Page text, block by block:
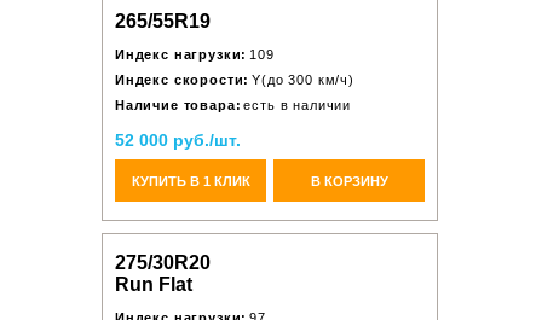
265/55R19
Индекс нагрузки: 109
Индекс скорости: Y(до 300 км/ч)
Наличие товара: есть в наличии
52 000 руб./шт.
КУПИТЬ В 1 КЛИК В КОРЗИНУ
275/30R20
Run Flat